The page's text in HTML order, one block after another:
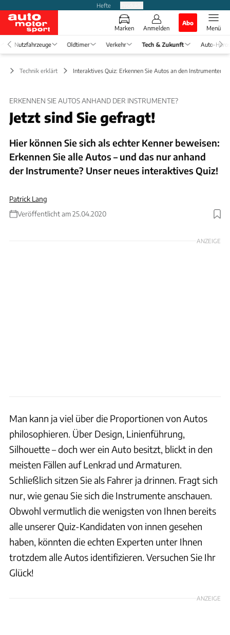
Hefte
Marken Anmelden
Abo
Menü
Nutzfahrzeuge Oldtimer Verkehr Tech & Zukunft Auto-
Technik erklärt Interaktives Quiz: Erkennen Sie Autos an den Instrumenten?
ERKENNEN SIE AUTOS ANHAND DER INSTRUMENTE?
Jetzt sind Sie gefragt!
Hier können Sie sich als echter Kenner beweisen:
Erkennen Sie alle Autos – und das nur anhand
der Instrumente? Unser neues interaktives Quiz!
Patrick Lang
Veröffentlicht am 25.04.2020
Foto: auto motor und sport
ANZEIGE
Man kann ja viel über die Proportionen von Autos
philosophieren. Über Design, Linienführung,
Silhouette – doch wer ein Auto besitzt, blickt in den
meisten Fällen auf Lenkrad und Armaturen.
Schließlich sitzen Sie als Fahrer ja drinnen. Fragt sich
nur, wie genau Sie sich die Instrumente anschauen.
Obwohl vermutlich die wenigsten von Ihnen bereits
alle unserer Quiz-Kandidaten von innen gesehen
haben, könnten die echten Experten unter Ihnen
trotzdem alle Autos identifizieren. Versuchen Sie Ihr
Glück!
ANZEIGE